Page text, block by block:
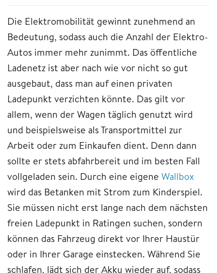
Die Elektromobilität gewinnt zunehmend an
Bedeutung, sodass auch die Anzahl der Elektro-
Autos immer mehr zunimmt. Das öffentliche
Ladenetz ist aber nach wie vor nicht so gut
ausgebaut, dass man auf einen privaten
Ladepunkt verzichten könnte. Das gilt vor
allem, wenn der Wagen täglich genutzt wird
und beispielsweise als Transportmittel zur
Arbeit oder zum Einkaufen dient. Denn dann
sollte er stets abfahrbereit und im besten Fall
vollgeladen sein. Durch eine eigene Wallbox
wird das Betanken mit Strom zum Kinderspiel.
Sie müssen nicht erst lange nach dem nächsten
freien Ladepunkt in Ratingen suchen, sondern
können das Fahrzeug direkt vor Ihrer Haustür
oder in Ihrer Garage einstecken. Während Sie
schlafen, lädt sich der Akku wieder auf, sodass